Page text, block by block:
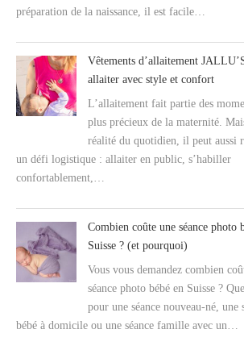
préparation de la naissance, il est facile…
Vêtements d’allaitement
allaiter avec style et confort
L’allaitement fait partie des
plus précieux de la maternité.
réalité du quotidien, il peut aussi
un défi logistique : allaiter en public, s’habiller
confortablement,…
Combien coûte une séance photo
Suisse ? (et pourquoi)
Vous vous demandez combien
séance photo bébé en Suisse ?
pour une séance nouveau-né, une
bébé à domicile ou une séance famille avec un…